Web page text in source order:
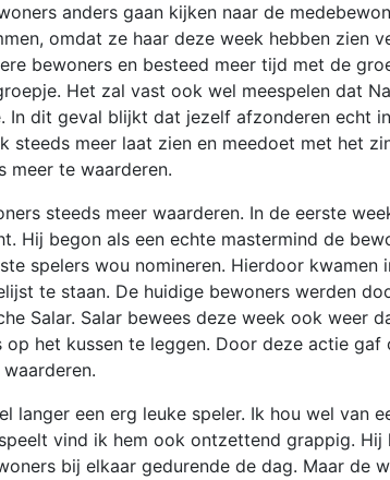
anders gaan kijken naar de
omdat ze haar deze week hebben zien
bewoners en besteed meer tijd met de
Het zal vast ook wel meespelen dat
In dit geval blijkt dat jezelf afzonderen echt
steeds meer laat zien en meedoet met het
meer te waarderen.
steeds meer waarderen. In de eerste
Hij begon als een echte mastermind de
spelers wou nomineren. Hierdoor kwamen
te staan. De huidige bewoners werden
Salar. Salar bewees deze week ook weer
het kussen te leggen. Door deze actie gaf
langer een erg leuke speler. Ik hou wel van
vind ik hem ook ontzettend grappig.
bij elkaar gedurende de dag. Maar de